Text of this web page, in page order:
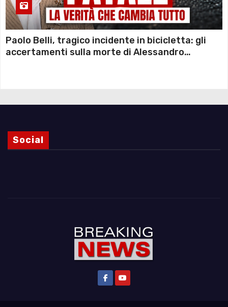
Paolo Belli, tragico incidente in bicicletta: gli
accertamenti sulla morte di Alessandro
Social